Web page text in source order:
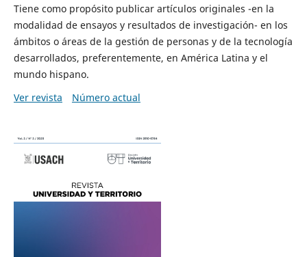
Tiene como propósito publicar artículos originales -en la
modalidad de ensayos y resultados de investigación- en los
ámbitos o áreas de la gestión de personas y de la tecnología
desarrollados, preferentemente, en América Latina y el
mundo hispano.
Ver revista
Número actual